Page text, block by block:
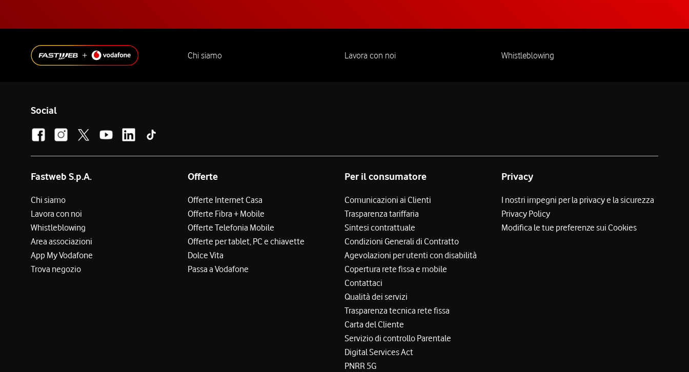
Chi siamo Lavora con noi Whistleblowing
Social
Fastweb S.p.A.
Chi siamo
Lavora con noi
Whistleblowing
Area associazioni
App My Vodafone
Trova negozio
Offerte
Offerte Internet Casa
Offerte Fibra + Mobile
Offerte Telefonia Mobile
Offerte per tablet, PC e chiavette
Dolce Vita
Passa a Vodafone
Per il consumatore
Comunicazioni ai Clienti
Trasparenza tariffaria
Sintesi contrattuale
Condizioni Generali di Contratto
Agevolazioni per utenti con disabilità
Copertura rete fissa e mobile
Contattaci
Qualità dei servizi
Trasparenza tecnica rete fissa
Carta del Cliente
Servizio di controllo Parentale
Digital Services Act
PNRR 5G
Privacy
I nostri impegni per la privacy e la sicurezza
Privacy Policy
Modifica le tue preferenze sui Cookies